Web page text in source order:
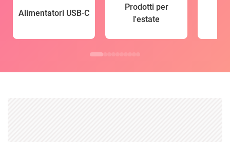
Alimentatori USB-C
Prodotti per
l'estate